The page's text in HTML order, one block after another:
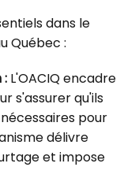
dans le
Québec :
: L'OACIQ encadre
s'assurer qu'ils
pour
délivre
et impose